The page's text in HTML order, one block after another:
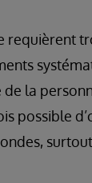
requièrent
la
possible